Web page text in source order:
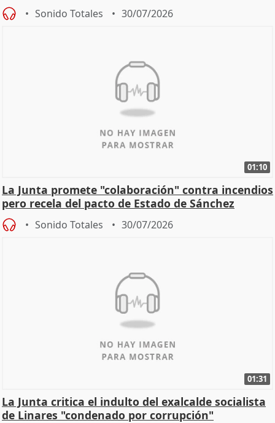
Sonido Totales 30/07/2026
01:10
La Junta promete "colaboración" contra incendios
pero recela del pacto de Estado de Sánchez
Sonido Totales 30/07/2026
01:31
La Junta critica el indulto del exalcalde socialista
de Linares "condenado por corrupción"